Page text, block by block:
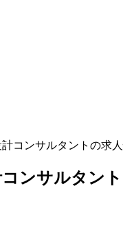
コンサルタントの求
コンサルタント